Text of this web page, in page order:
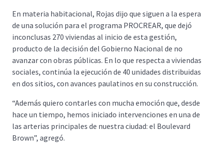
En materia habitacional, Rojas dijo que siguen a la espera
de una solución para el programa PROCREAR, que dejó
inconclusas 270 viviendas al inicio de esta gestión,
producto de la decisión del Gobierno Nacional de no
avanzar con obras públicas. En lo que respecta a viviendas
sociales, continúa la ejecución de 40 unidades distribuidas
en dos sitios, con avances paulatinos en su construcción.
“Además quiero contarles con mucha emoción que, desde
hace un tiempo, hemos iniciado intervenciones en una de
las arterias principales de nuestra ciudad: el Boulevard
Brown”, agregó.